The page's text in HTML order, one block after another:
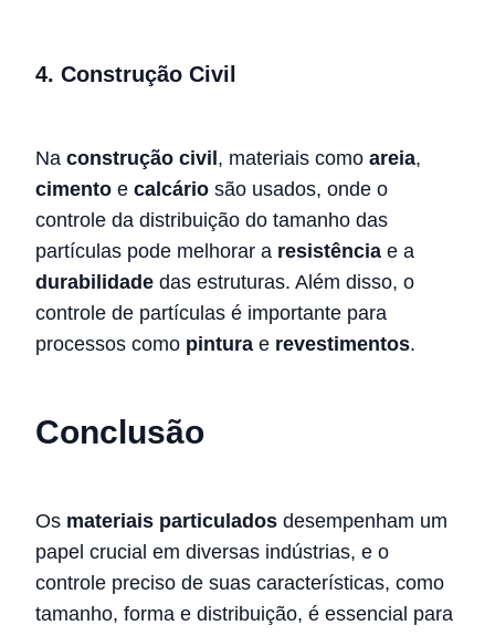
4. Construção Civil
Na construção civil, materiais como areia,
cimento e calcário são usados, onde o
controle da distribuição do tamanho das
partículas pode melhorar a resistência e a
durabilidade das estruturas. Além disso, o
controle de partículas é importante para
processos como pintura e revestimentos.
Conclusão
Os materiais particulados desempenham um
papel crucial em diversas indústrias, e o
controle preciso de suas características, como
tamanho, forma e distribuição, é essencial para